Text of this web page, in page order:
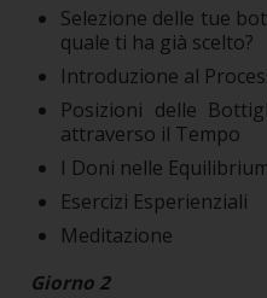
Selezione delle tue
quale ti ha già scelto?
Introduzione al
Posizioni delle
attraverso il Tempo
I Doni nelle
Esercizi Esperienziali
Meditazione
Giorno 2